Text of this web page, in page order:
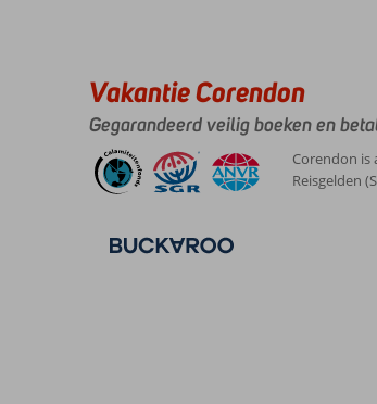
Anoniem
Nederland
Met partner
,
18 mei 2026
Stad:
Prima,
ging
ons
meer
om
dan
Service 10
Prijs/kwaliteit
10
Eten 10
Kamers 10
Kindvriendelijk
-
Wifi kwaliteit
Vakantie Corendon
Gegarandeerd veilig boeken en
Corendon is
Reisgelden